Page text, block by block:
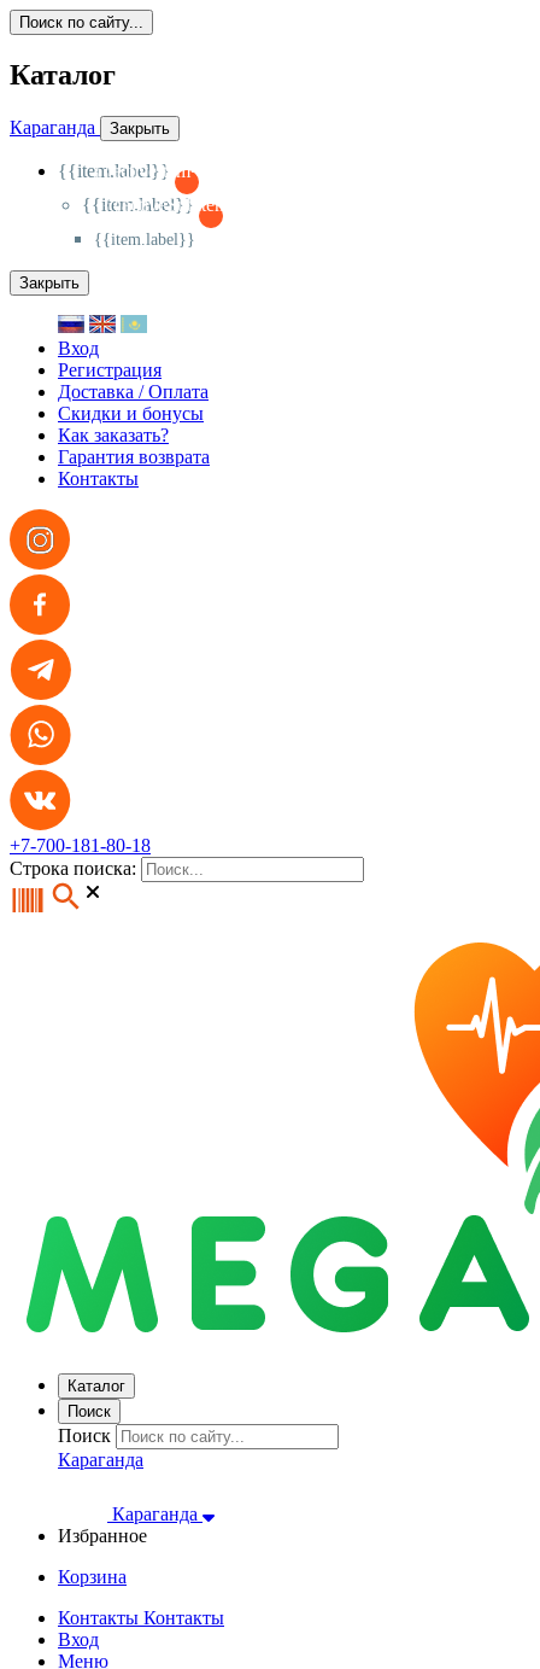
Поиск по сайту...
Каталог
Караганда Закрыть
{{item.label}}
{{activeItem==item.id?'-
{{item.label}}
{{activeSubitem==item.id?'-
{{item.label}}
Закрыть
Вход
Регистрация
Доставка / Оплата
Скидки и бонусы
Как заказать?
Гарантия возврата
Контакты
+7-700-181-80-18
Строка поиска:
Каталог
Поиск
Поиск
Караганда
Караганда
Избранное
Корзина
Контакты Контакты
Вход
Меню